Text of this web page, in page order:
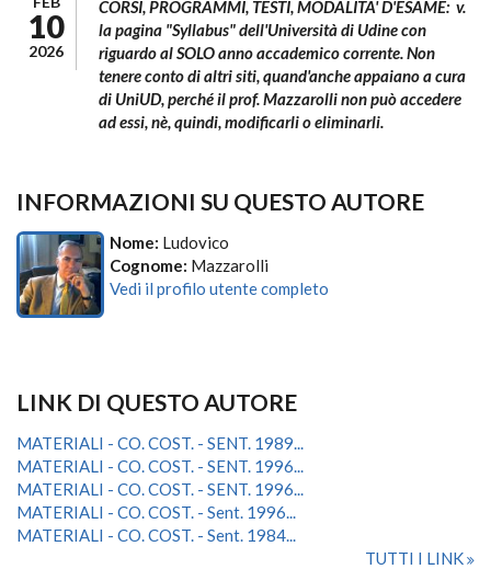
10
2026
CORSI, PROGRAMMI, TESTI, MODALITA' D'ESAME: v.
la pagina "Syllabus" dell'Università di Udine con
riguardo al SOLO anno accademico corrente. Non
tenere conto di altri siti, quand'anche appaiano a cura
di UniUD, perché il prof. Mazzarolli non può accedere
ad essi, nè, quindi, modificarli o eliminarli.
INFORMAZIONI SU QUESTO AUTORE
Nome: Ludovico
Cognome: Mazzarolli
Vedi il profilo utente completo
LINK DI QUESTO AUTORE
MATERIALI - CO. COST. - SENT. 1989...
MATERIALI - CO. COST. - SENT. 1996...
MATERIALI - CO. COST. - SENT. 1996...
MATERIALI - CO. COST. - Sent. 1996...
MATERIALI - CO. COST. - Sent. 1984...
TUTTI I LINK